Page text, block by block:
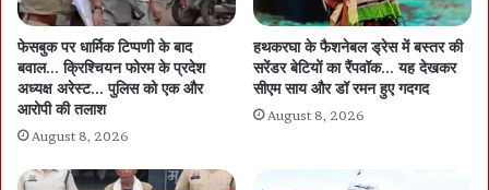
फेसबुक पर धार्मिक टिप्पणी के बाद
बवाल… क्रिश्चियन फोरम के प्रदेश
अध्यक्ष अरेस्ट… पुलिस को एक और
आरोपी की तलाश
August 8, 2026
हथकरघा के फैशनेबल ड्रेस में बस्तर की
सरेंडर बेटियों का रैंपवॉक… यह देखकर
सीएम साय और डॉ रमन हुए गदगद
August 8, 2026